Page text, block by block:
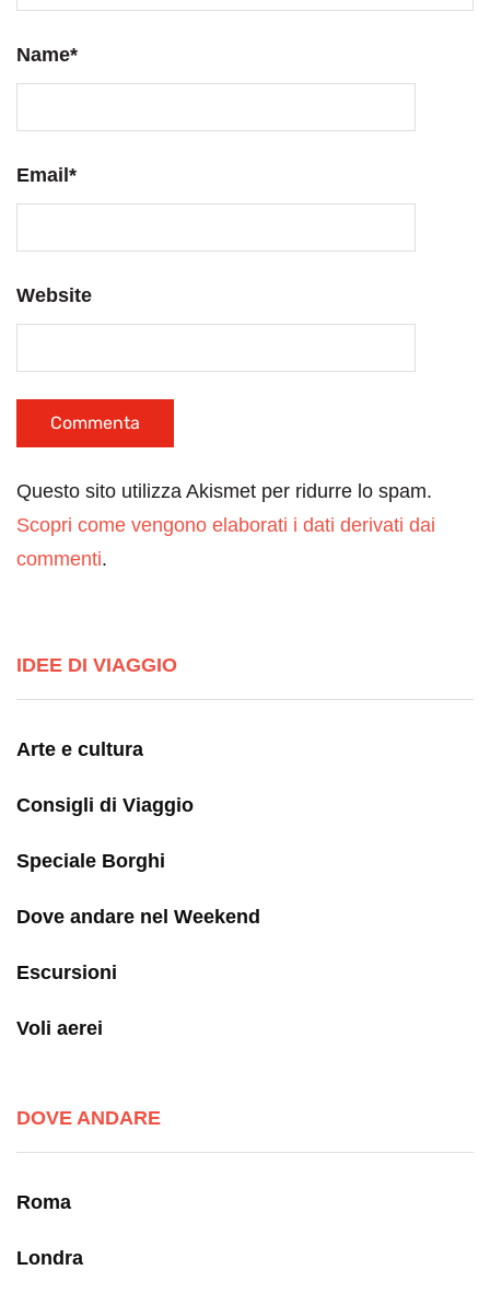
Name*
Email *
Website
Questo sito utilizza Akismet per ridurre lo spam.
Scopri come vengono elaborati i dati derivati dai
commenti.
IDEE DI VIAGGIO
Arte e cultura
Consigli di Viaggio
Speciale Borghi
Dove andare nel Weekend
Escursioni
Voli aerei
DOVE ANDARE
Roma
Londra